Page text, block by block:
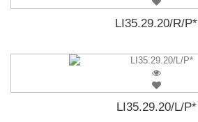
LI35.29.20/R/P*
LI35.29.20/L/P*